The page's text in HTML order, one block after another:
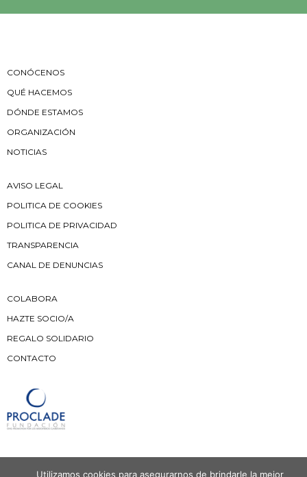
CONÓCENOS
QUÉ HACEMOS
DÓNDE ESTAMOS
ORGANIZACIÓN
NOTICIAS
AVISO LEGAL
POLITICA DE COOKIES
POLITICA DE PRIVACIDAD
TRANSPARENCIA
CANAL DE DENUNCIAS
COLABORA
HAZTE SOCIO/A
REGALO SOLIDARIO
CONTACTO
Utilizamos cookies para asegurarnos de brindarle la mejor